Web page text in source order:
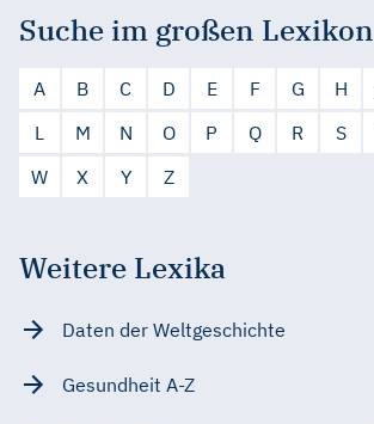
Suche im großen Lexikon
A B C D E F G H
L
M N O P Q R S
W
X Y Z
Weitere Lexika
Daten der Weltgeschichte
Gesundheit A-Z